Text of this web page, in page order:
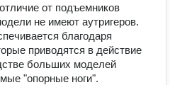
от подъемников
не имеют аутригеров.
благодаря
приводятся в действие
больших моделей
"опорные ноги".